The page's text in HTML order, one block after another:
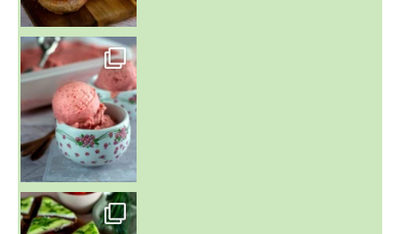
~ NICE CREAM À LA FRAISE ~
Presque un mois que